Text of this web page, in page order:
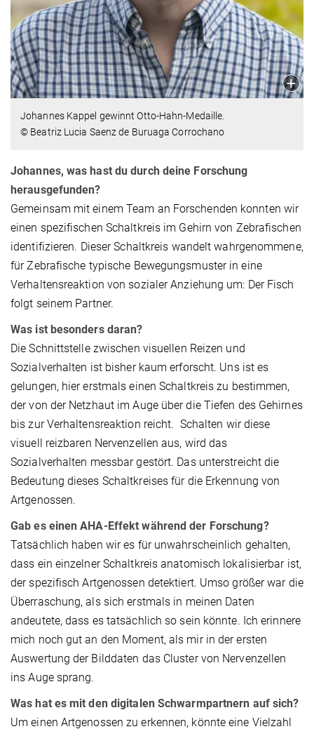
Johannes Kappel gewinnt Otto-Hahn-Medaille.
© Beatriz Lucia Saenz de Buruaga Corrochano
Johannes, was hast du durch deine Forschung
herausgefunden?
Gemeinsam mit einem Team an Forschenden konnten wir
einen spezifischen Schaltkreis im Gehirn von Zebrafischen
identifizieren. Dieser Schaltkreis wandelt wahrgenommene,
für Zebrafische typische Bewegungsmuster in eine
Verhaltensreaktion von sozialer Anziehung um: Der Fisch
folgt seinem Partner.
Was ist besonders daran?
Die Schnittstelle zwischen visuellen Reizen und
Sozialverhalten ist bisher kaum erforscht. Uns ist es
gelungen, hier erstmals einen Schaltkreis zu bestimmen,
der von der Netzhaut im Auge über die Tiefen des Gehirnes
bis zur Verhaltensreaktion reicht. Schalten wir diese
visuell reizbaren Nervenzellen aus, wird das
Sozialverhalten messbar gestört. Das unterstreicht die
Bedeutung dieses Schaltkreises für die Erkennung von
Artgenossen.
Gab es einen AHA-Effekt während der Forschung?
Tatsächlich haben wir es für unwahrscheinlich gehalten,
dass ein einzelner Schaltkreis anatomisch lokalisierbar ist,
der spezifisch Artgenossen detektiert. Umso größer war die
Überraschung, als sich erstmals in meinen Daten
andeutete, dass es tatsächlich so sein könnte. Ich erinnere
mich noch gut an den Moment, als mir in der ersten
Auswertung der Bilddaten das Cluster von Nervenzellen
ins Auge sprang.
Was hat es mit den digitalen Schwarmpartnern auf sich?
Um einen Artgenossen zu erkennen, könnte eine Vielzahl